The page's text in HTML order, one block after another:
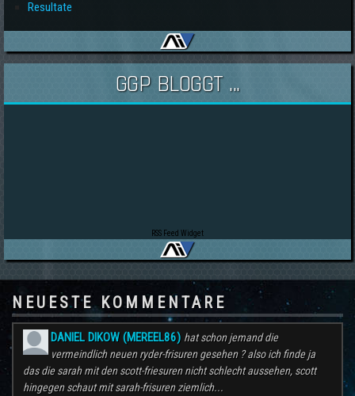
Resultate
GGP BLOGGT ...
RSS Feed Widget
NEUESTE KOMMENTARE
DANIEL DIKOW (MEREEL86) hat schon jemand die
vermeindlich neuen ryder-frisuren gesehen ? also ich finde ja
das die sarah mit den scott-friesuren nicht schlecht aussehen, scott
hingegen schaut mit sarah-frisuren ziemlich...